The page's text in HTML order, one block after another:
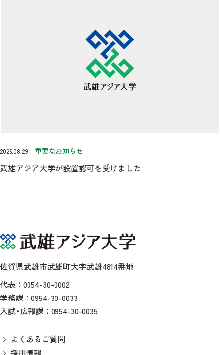
2025.08.29 重要なお知らせ
武雄アジア大学が設置認可を受けました
佐賀県武雄市武雄町大字武雄4814番地
代表 ： 0954-30-0002
学務課 ： 0954-30-0033
入試・広報課 ： 0954-30-0035
よくあるご質問
採用情報